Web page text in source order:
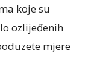
koje su
ozlijeđenih
mjere